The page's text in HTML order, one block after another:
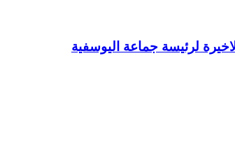
لرئيسة جماعة اليوسفية